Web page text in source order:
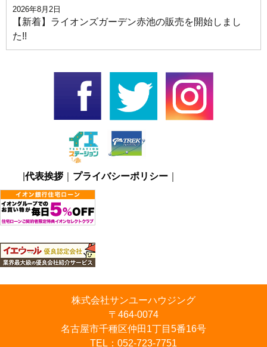
2026年8月2日
【新着】ライオンズガーデン赤池の販売を開始しまし
た!!
|代表挨拶｜ プライバシーポリシー
株式会社サンユーハウジング
〒464-0074
名古屋市千種区仲田1丁目5番16号
TEL： 052-723-7751